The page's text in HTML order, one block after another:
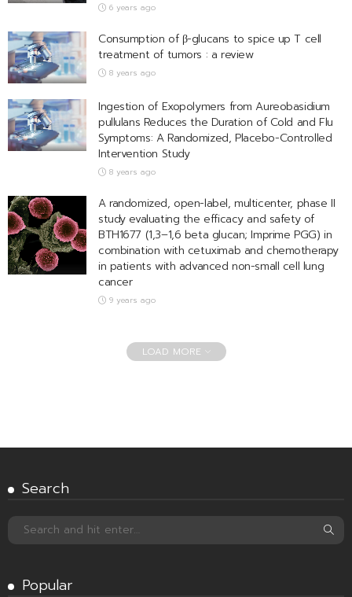
6 years ago
Consumption of β-glucans to spice up T cell
treatment of tumors : a review
8 years ago
Ingestion of Exopolymers from Aureobasidium
pullulans Reduces the Duration of Cold and Flu
Symptoms: A Randomized, Placebo-Controlled
Intervention Study
8 years ago
A randomized, open-label, multicenter, phase II
study evaluating the efficacy and safety of
BTH1677 (1,3–1,6 beta glucan; Imprime PGG) in
combination with cetuximab and chemotherapy
in patients with advanced non-small cell lung
cancer
9 years ago
LOAD MORE
Search
Popular